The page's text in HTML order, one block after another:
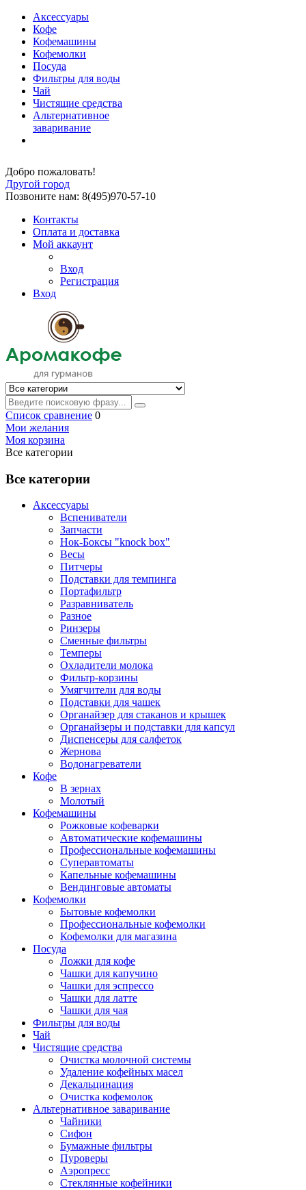
Аксессуары
Кофе
Кофемашины
Кофемолки
Посуда
Фильтры для воды
Чай
Чистящие средства
Альтернативное
заваривание
Добро пожаловать!
Другой город
Позвоните нам: 8(495)970-57-10
Контакты
Оплата и доставка
Мой аккаунт
Вход
Регистрация
Вход
Список сравнение 0
Мои желания
Моя корзина
Все категории
Все категории
Аксессуары
Вспениватели
Запчасти
Нок-Боксы "knock box"
Весы
Питчеры
Подставки для темпинга
Портафильтр
Разравниватель
Разное
Ринзеры
Сменные фильтры
Темперы
Охладители молока
Фильтр-корзины
Умягчители для воды
Подставки для чашек
Органайзер для стаканов и крышек
Органайзеры и подставки для капсул
Диспенсеры для салфеток
Жернова
Водонагреватели
Кофе
В зернах
Молотый
Кофемашины
Рожковые кофеварки
Автоматические кофемашины
Профессиональные кофемашины
Суперавтоматы
Капельные кофемашины
Вендинговые автоматы
Кофемолки
Бытовые кофемолки
Профессиональные кофемолки
Кофемолки для магазина
Посуда
Ложки для кофе
Чашки для капучино
Чашки для эспрессо
Чашки для латте
Чашки для чая
Фильтры для воды
Чай
Чистящие средства
Очистка молочной системы
Удаление кофейных масел
Декальцинация
Очистка кофемолок
Альтернативное заваривание
Чайники
Сифон
Бумажные фильтры
Пуроверы
Аэропресс
Стеклянные кофейники